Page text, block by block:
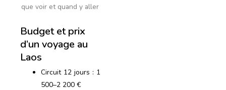
que voir et quand y aller
Budget et prix
d’un voyage au
Laos
Circuit 12 jours : 1
500–2 200 €